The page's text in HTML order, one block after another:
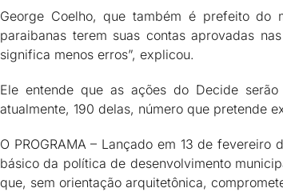
George Coelho, que também é prefeito do
paraibanas terem suas contas aprovadas
significa menos erros”, explicou.
Ele entende que as ações do Decide
atualmente, 190 delas, número que pretende
O PROGRAMA – Lançado em 13 de
básico da política de desenvolvimento
que, sem orientação arquitetônica,